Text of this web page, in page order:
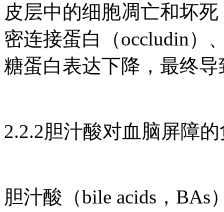
皮层中的细胞凋亡和坏
密连接蛋白（occludin）
糖蛋白表达下降，最终
2.2.2胆汁酸对血脑屏障
胆汁酸（bile acids，